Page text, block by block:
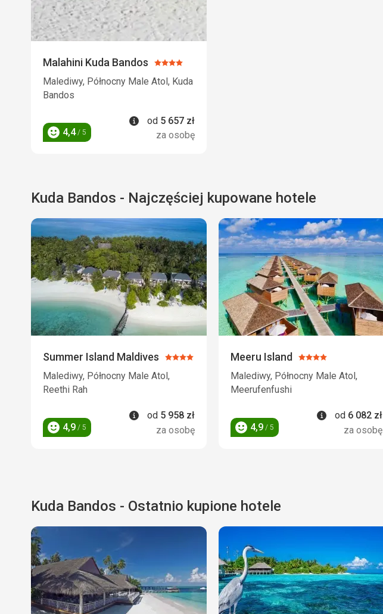
Malahini Kuda Bandos Ocena:
4/5
Malediwy, Północny Male Atol, Kuda
Bandos
Ocena
4,4/ 5
Informacje
od 5 657 zł
za osobę
Kuda Bandos - Najczęściej kupowane hotele
Summer Island Maldives Ocena:
4/5
Malediwy, Północny Male Atol,
Reethi Rah
Ocena
4,9 / 5
Informacje
od 5 958 zł
za osobę
Meeru Island Ocena:
4/5
Malediwy, Północny Male Atol,
Meerufenfushi
Ocena
4,9 / 5
Informacje
od 6 082 zł
za osobę
Kuda Bandos - Ostatnio kupione hotele